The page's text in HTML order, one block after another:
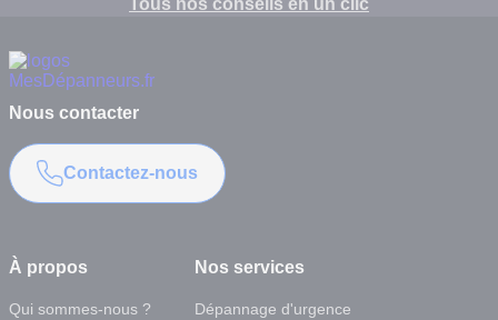
Tous nos conseils en un clic
À propos
Qui sommes-nous ?
Nos services
Dépannage d'urgence
Nous contacter
Contactez-nous